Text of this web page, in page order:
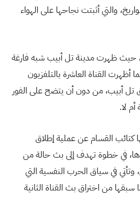
والتي أثبتت نجاحها على الهواء
حيث ظهرت مدينة تل أبيب شبه فارغة
أظهرت القناة العاشرة بالتلفزيون
تل أبيب، من دون أن يتضح على الفور
لا.
كتائب القسام عن عملية إطلاق
في خطوة تهدف إلى بث حالة من
وتأتي في سياق الحرب النفسية التي
من اختراق بث القناة الثانية